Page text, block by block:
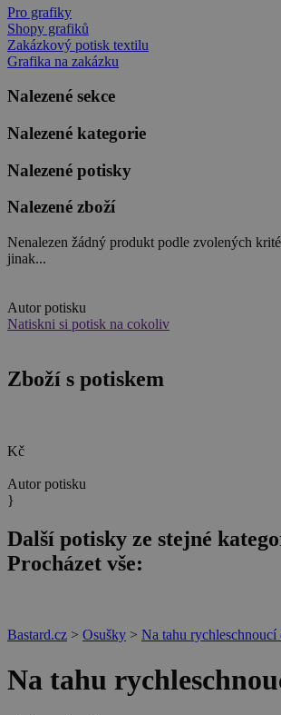
Pro grafiky
Shopy grafiků
Zakázkový potisk textilu
Grafika na zakázku
Nalezené sekce
Nalezené kategorie
Nalezené potisky
Nalezené zboží
Nenalezen žádný produkt podle zvolených
jinak...
Autor potisku
Natiskni si potisk na cokoliv
Zboží s potiskem
Kč
Autor potisku
}
Další potisky ze stejné
Procházet vše:
Bastard.cz > Osušky > Na tahu rychleschnoucí
Na tahu